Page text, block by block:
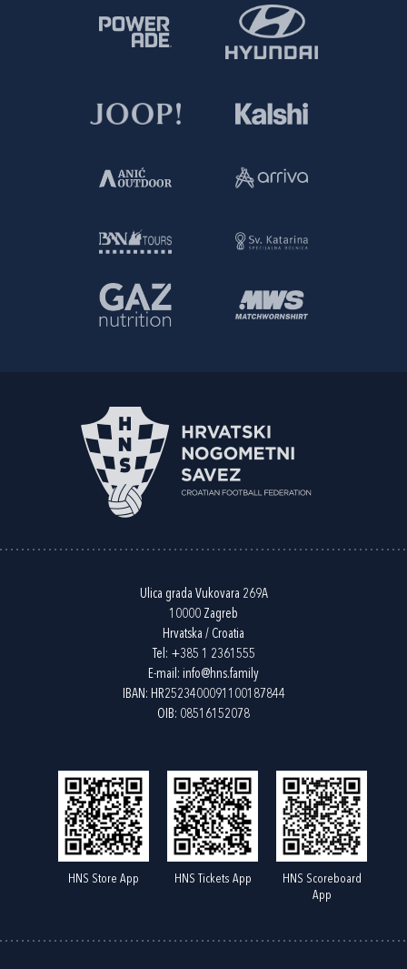
Ulica grada Vukovara 269A
10000 Zagreb
Hrvatska / Croatia
Tel: +385 1 2361555
E-mail: info@hns.family
IBAN: HR2523400091100187844
OIB: 08516152078
HNS Store App HNS Tickets App
HNS Scoreboard
App